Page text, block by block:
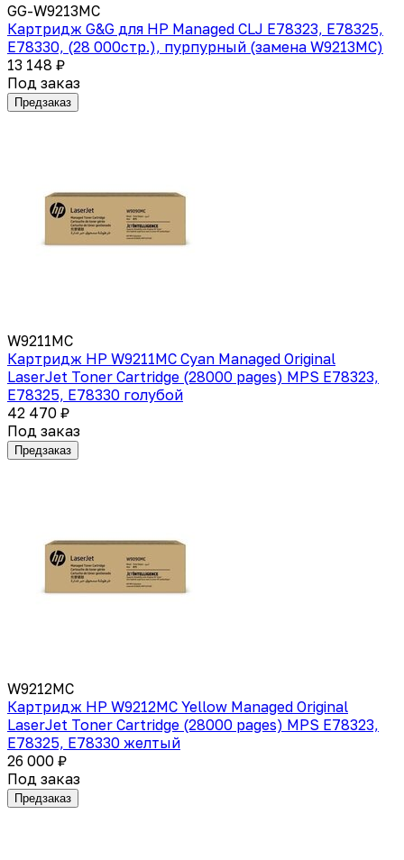
GG-W9213MC
Картридж G&G для HP Managed CLJ E78323, E78325,
E78330, (28 000стр.), пурпурный (замена W9213MC)
13 148 ₽
Под заказ
Предзаказ
W9211MC
Картридж HP W9211MC Cyan Managed Original
LaserJet Toner Cartridge (28000 pages) MPS E78323,
E78325, E78330 голубой
42 470 ₽
Под заказ
Предзаказ
W9212MC
Картридж HP W9212MC Yellow Managed Original
LaserJet Toner Cartridge (28000 pages) MPS E78323,
E78325, E78330 желтый
26 000 ₽
Под заказ
Предзаказ